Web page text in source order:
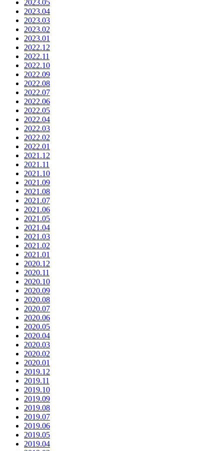
2023.05
2023.04
2023.03
2023.02
2023.01
2022.12
2022.11
2022.10
2022.09
2022.08
2022.07
2022.06
2022.05
2022.04
2022.03
2022.02
2022.01
2021.12
2021.11
2021.10
2021.09
2021.08
2021.07
2021.06
2021.05
2021.04
2021.03
2021.02
2021.01
2020.12
2020.11
2020.10
2020.09
2020.08
2020.07
2020.06
2020.05
2020.04
2020.03
2020.02
2020.01
2019.12
2019.11
2019.10
2019.09
2019.08
2019.07
2019.06
2019.05
2019.04